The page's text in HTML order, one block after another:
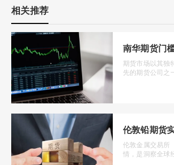
相关推荐
南华期货门
期货市场以其独
先的期货公司之
伦敦铅期货
伦敦金属交易所
情，是洞察全球